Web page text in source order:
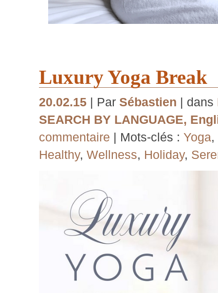
Luxury Yoga Break
20.02.15 | Par Sébastien | dans
SEARCH BY LANGUAGE,
commentaire | Mots-clés : Yoga,
Healthy, Wellness, Holiday,